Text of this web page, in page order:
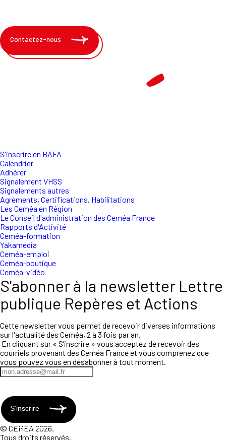
Contactez-nous
S'inscrire en BAFA
Calendrier
Adhérer
Signalement VHSS
Signalements autres
Agréments, Certifications, Habilitations
Les Ceméa en Région
Le Conseil d'administration des Ceméa France
Rapports d'Activité
Ceméa-formation
Yakamédia
Ceméa-emploi
Ceméa-boutique
Ceméa-vidéo
S'abonner à la newsletter Lettre
publique Repères et Actions
Cette newsletter vous permet de recevoir diverses informations
sur l'actualité des Ceméa, 2 à 3 fois par an.
En cliquant sur « S’inscrire » vous acceptez de recevoir des
courriels provenant des Ceméa France et vous comprenez que
vous pouvez vous en désabonner à tout moment.
S'inscrire
© CEMEA 2026.
Tous droits réservés.